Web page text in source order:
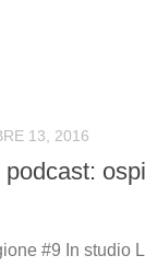
13, 2016
#9 In studio